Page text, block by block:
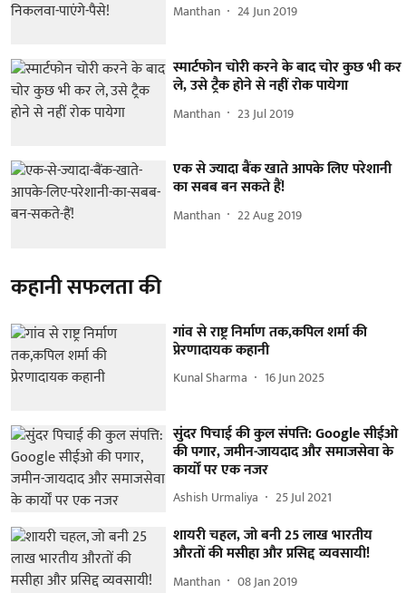
Manthan 24 Jun 2019
स्मार्टफोन चोरी करने के बाद चोर कुछ भी कर
ले, उसे ट्रैक होने से नहीं रोक पायेगा
Manthan 23 Jul 2019
एक से ज्यादा बैंक खाते आपके लिए परेशानी
का सबब बन सकते हैं!
Manthan 22 Aug 2019
कहानी सफलता की
गांव से राष्ट्र निर्माण तक,कपिल शर्मा की
प्रेरणादायक कहानी
Kunal Sharma 16 Jun 2025
सुंदर पिचाई की कुल संपत्ति: Google सीईओ
की पगार, जमीन-जायदाद और समाजसेवा के
कार्यों पर एक नजर
Ashish Urmaliya 25 Jul 2021
शायरी चहल, जो बनी 25 लाख भारतीय
औरतों की मसीहा और प्रसिद्द व्यवसायी!
Manthan 08 Jan 2019